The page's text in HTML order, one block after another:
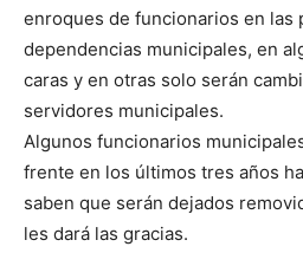
enroques de funcionarios en las
dependencias municipales, en
caras y en otras solo serán
servidores municipales.
Algunos funcionarios
frente en los últimos tres años
saben que serán dejados
les dará las gracias.